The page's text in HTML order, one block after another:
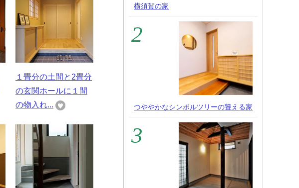
１畳分の土間と2畳分
の玄関ホールに１間
の物入れ...
横須賀の家
つややかなシンボルツリーの聳える家